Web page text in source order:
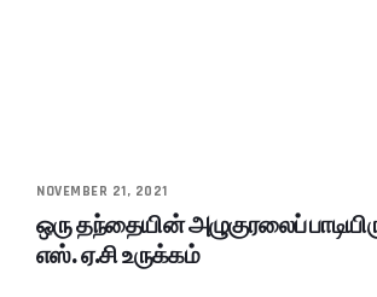
NOVEMBER 21, 2021
ஒரு தந்தையின் அழுகுரலைப்
எஸ். ஏ.சி உருக்கம்